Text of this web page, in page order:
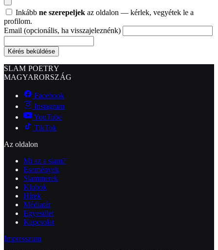
Inkább ne szerepeljek az oldalon — kérlek, vegyétek le a
profilom.
Email (opcionális, ha visszajeleznénk)
Kérés beküldése
SLAM POETRY
MAGYARORSZÁG
Facebook
Instagram
YouTube
TikTok
Az oldalon
Mi az a slam?
Események
Slammerek
Klubok
Hírek
Médiatár
Egyesület
Kapcsolat
Impresszum